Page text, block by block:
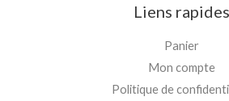
Liens rapides
Panier
Mon compte
Politique de